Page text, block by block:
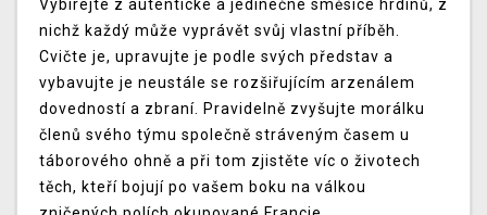
Vybírejte z autentické a jedinečné směsice hrdinů, z
nichž každý může vyprávět svůj vlastní příběh.
Cvičte je, upravujte je podle svých představ a
vybavujte je neustále se rozšiřujícím arzenálem
dovedností a zbraní. Pravidelně zvyšujte morálku
členů svého týmu společně stráveným časem u
táborového ohně a při tom zjistěte víc o životech
těch, kteří bojují po vašem boku na válkou